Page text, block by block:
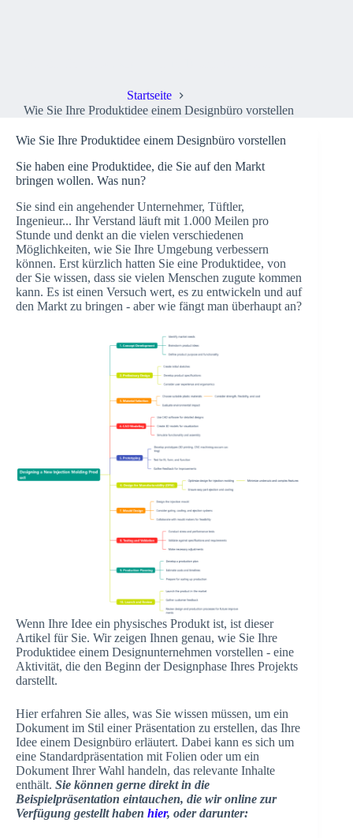
Startseite
Wie Sie Ihre Produktidee einem Designbüro vorstellen
Wie Sie Ihre Produktidee einem Designbüro vorstellen
Sie haben eine Produktidee, die Sie auf den Markt
bringen wollen. Was nun?
Sie sind ein angehender Unternehmer, Tüftler,
Ingenieur... Ihr Verstand läuft mit 1.000 Meilen pro
Stunde und denkt an die vielen verschiedenen
Möglichkeiten, wie Sie Ihre Umgebung verbessern
können. Erst kürzlich hatten Sie eine Produktidee, von
der Sie wissen, dass sie vielen Menschen zugute kommen
kann. Es ist einen Versuch wert, es zu entwickeln und auf
den Markt zu bringen - aber wie fängt man überhaupt an?
Wenn Ihre Idee ein physisches Produkt ist, ist dieser
Artikel für Sie. Wir zeigen Ihnen genau, wie Sie Ihre
Produktidee einem Designunternehmen vorstellen - eine
Aktivität, die den Beginn der Designphase Ihres Projekts
darstellt.
Hier erfahren Sie alles, was Sie wissen müssen, um ein
Dokument im Stil einer Präsentation zu erstellen, das Ihre
Idee einem Designbüro erläutert. Dabei kann es sich um
eine Standardpräsentation mit Folien oder um ein
Dokument Ihrer Wahl handeln, das relevante Inhalte
enthält. Sie können gerne direkt in die
Beispielpräsentation eintauchen, die wir online zur
Verfügung gestellt haben hier, oder darunter: